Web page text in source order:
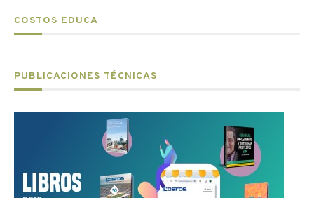
COSTOS EDUCA
PUBLICACIONES TÉCNICAS